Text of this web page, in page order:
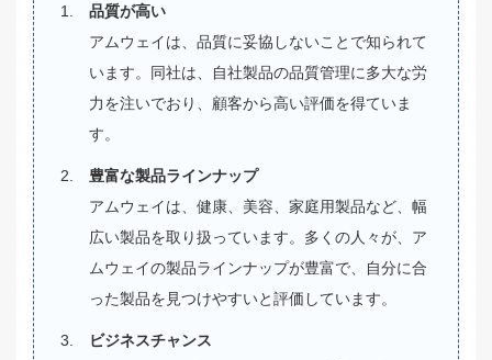
品質が高い
アムウェイは、品質に妥協しないことで知られて
います。同社は、自社製品の品質管理に多大な労
力を注いでおり、顧客から高い評価を得ていま
す。
豊富な製品ラインナップ
アムウェイは、健康、美容、家庭用製品など、幅
広い製品を取り扱っています。多くの人々が、ア
ムウェイの製品ラインナップが豊富で、自分に合
った製品を見つけやすいと評価しています。
ビジネスチャンス